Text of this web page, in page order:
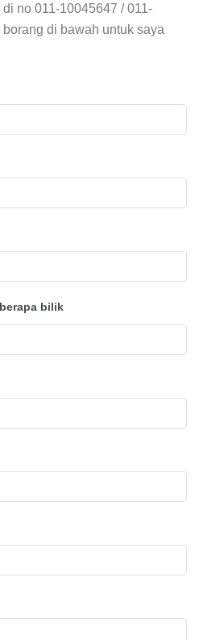
no 011-10045647 / 011-
di bawah untuk saya
bilik